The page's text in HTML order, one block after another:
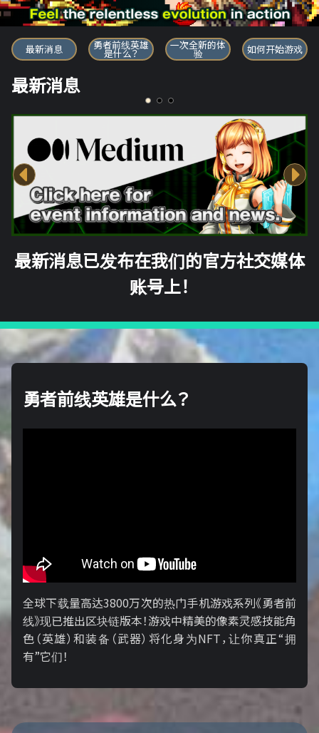
勇者前线英雄
最新消息 勇者前线英雄
是什么？
一次全新的体
验 如何开始游戏
最新消息
最新消息已发布在我们的官方社交媒体
账号上！
勇者前线英雄是什么？
全球下载量高达3800万次的热门手机游戏系列《勇者前
线》现已推出区块链版本！游戏中精美的像素灵感技能角
色（英雄）和装备（武器）将化身为NFT，让你真正“拥
有”它们！